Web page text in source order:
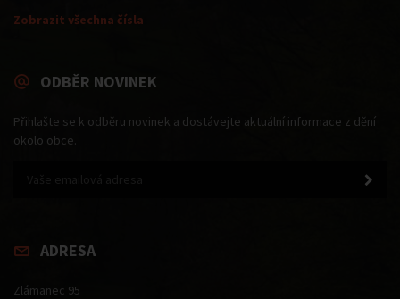
Zobrazit všechna čísla
ODBĚR NOVINEK
Přihlašte se k odběru novinek a dostávejte aktuální informace z dění
okolo obce.
ADRESA
Zlámanec 95